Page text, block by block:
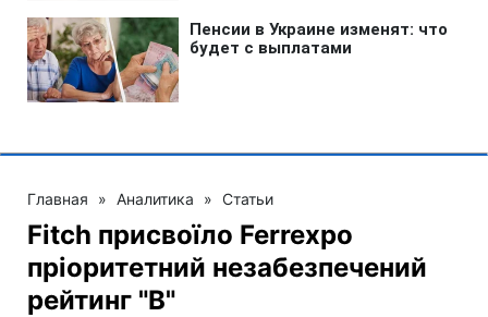
Главная » Аналитика » Статьи
Fitch присвоїло Ferrexpo
пріоритетний незабезпечений
рейтинг "B"